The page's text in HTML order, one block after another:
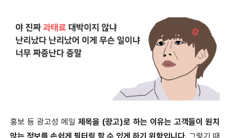
홍보 등 광고성 메일 제목을 (광고)로 하는 이유는 고객들이 원치
않는 정보를 손쉽게 필터링 할 수 있게 하기 위함입니다. 그렇기 때